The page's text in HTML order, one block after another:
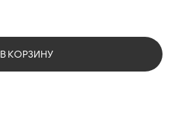
В КОРЗИНУ